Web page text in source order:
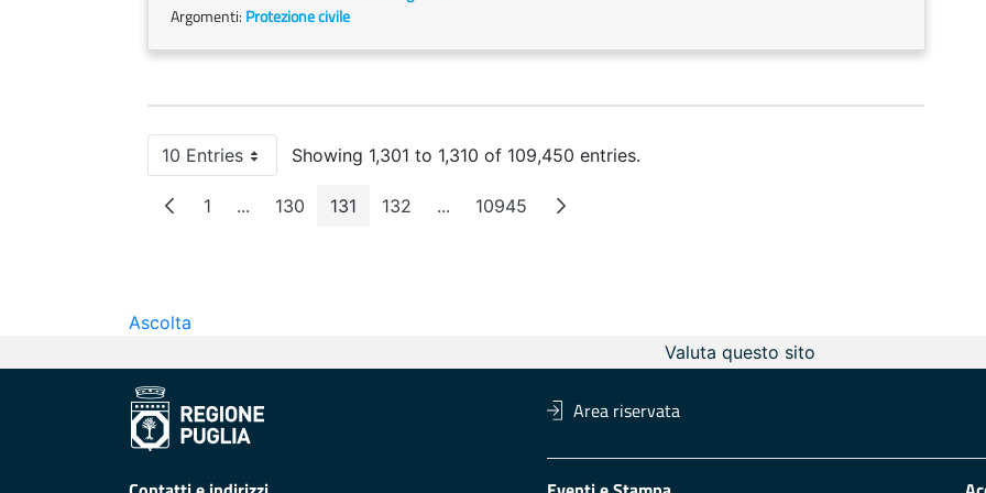
Argomenti: Protezione civile
10 EntriesPer Page Showing 1,301 to 1,310 of 109,450 entries.
Page
1 ...Intermediate Pages
Page
130 Page
131 Page
132 ...Intermediate Pages
Page
10945
Ascolta
Valuta questo sito
Area riservata